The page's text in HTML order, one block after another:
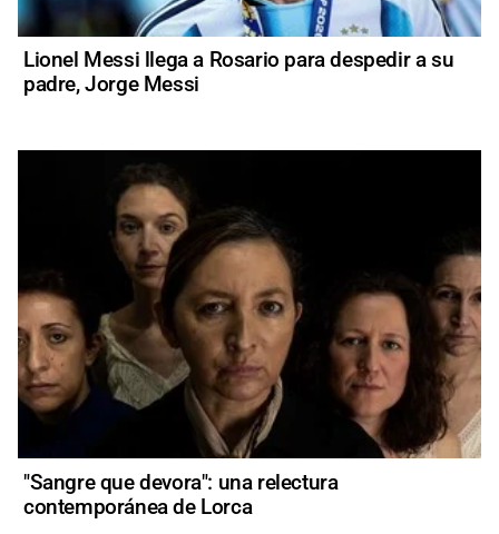
Lionel Messi llega a Rosario para despedir a su
padre, Jorge Messi
"Sangre que devora": una relectura
contemporánea de Lorca